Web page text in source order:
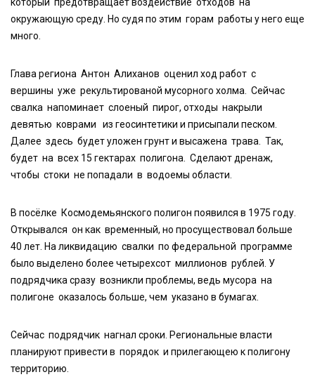
окружающую среду. Но судя по этим горам работы у него еще
много.
Глава региона Антон Алиханов оценил ход работ с
вершины уже рекультированой мусорного холма. Сейчас
свалка напоминает слоеный пирог, отходы накрыли
девятью коврами из геосинтетики и присыпали песком.
Далее здесь будет уложен грунт и высажена трава. Так,
будет на всех 15 гектарах полигона. Сделают дренаж,
чтобы стоки не попадали в водоемы области.
В посёлке Космодемьянского полигон появился в 1975 году.
Открывался он как временный, но просуществовал больше
40 лет. На ликвидацию свалки по федеральной программе
было выделено более четырехсот миллионов рублей. У
подрядчика сразу возникли проблемы, ведь мусора на
полигоне оказалось больше, чем указано в бумагах.
Сейчас подрядчик нагнал сроки. Региональные власти
планируют привести в порядок и прилегающею к полигону
территорию.